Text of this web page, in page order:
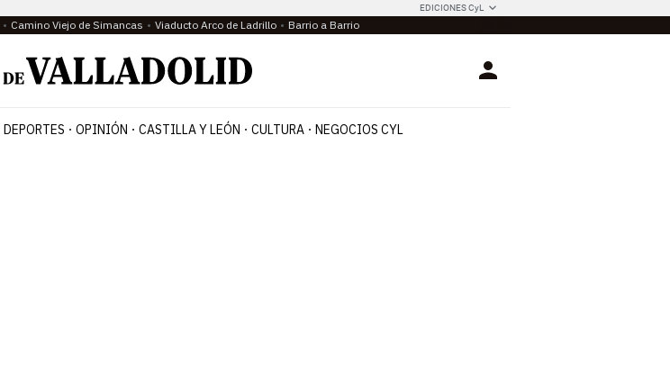
EDICIONES CyL
Camino Viejo de Simancas Viaducto Arco de Ladrillo Barrio a Barrio
Login
DEPORTES OPINIÓN CASTILLA Y LEÓN CULTURA NEGOCIOS CYL